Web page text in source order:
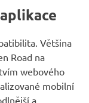
Většina
Road na
webového
mobilní
a